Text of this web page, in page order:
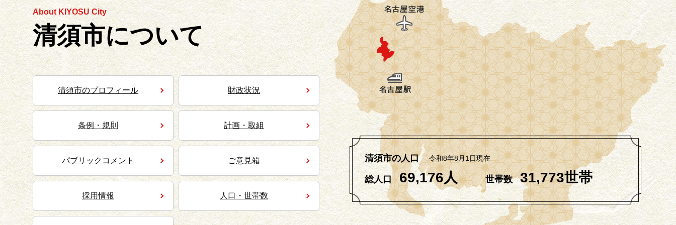
About KIYOSU City
清須市について
清須市のプロフィール 財政状況
条例・規則 計画・取組
パブリックコメント ご意見箱
採用情報 人口・世帯数
清須市の人口 令和8年8月1日現在
総人口 69,176人 世帯数 31,773世帯